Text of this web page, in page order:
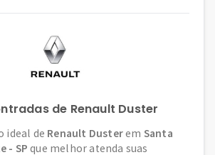
de Renault Duster
ideal de Renault Dusterem Santa
- SP que melhor atenda suas